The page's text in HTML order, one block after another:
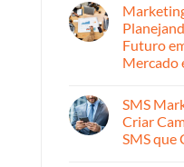
em
Marketing
Operacional:
Executando
Campanhas
com
Futuro
Mercado
em
Marketing
Estratégico:
Planejando
SMS
Criar
SMS que